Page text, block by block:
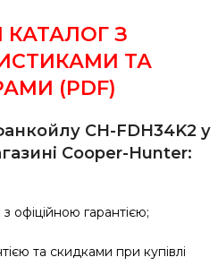
З
ТА
(PDF)
CH-FDH34K2 у
Сooper-Hunter:
офіційною гарантією;
та скидками при купівлі